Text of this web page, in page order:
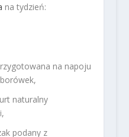
na tydzień:
na napoju
naturalny
podany z